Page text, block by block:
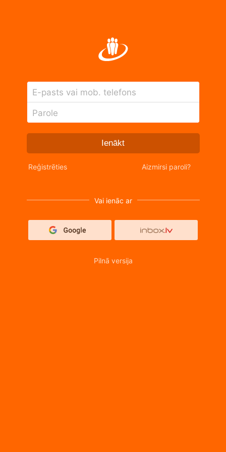
E-pasts vai mob. telefons
Parole
Ienākt
Reģistrēties Aizmirsi paroli?
Vai ienāc ar
Pilnā versija